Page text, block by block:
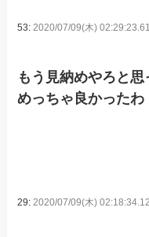
53:2020/07/09(木)
もう見納めやろと
めっちゃ良かったわ
29: 2020/07/09(木)